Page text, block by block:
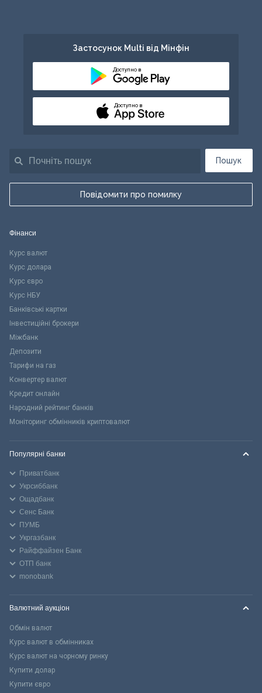
Пошук
Повідомити про помилку
Застосунок Multi від Мінфін
Доступно в
Доступно в
Фінанси
Курс валют
Курс долара
Курс євро
Курс НБУ
Банківські картки
Інвестиційні брокери
Міжбанк
Депозити
Тарифи на газ
Конвертер валют
Кредит онлайн
Народний рейтинг банків
Моніторинг обмінників криптовалют
Популярні банки
Приватбанк
Укрсиббанк
Ощадбанк
Сенс Банк
ПУМБ
Укргазбанк
Райффайзен Банк
ОТП банк
monobank
Валютний аукціон
Обмін валют
Курс валют в обмінниках
Курс валют на чорному ринку
Купити долар
Купити євро